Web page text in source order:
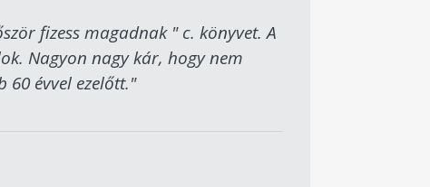
fizess magadnak " c. könyvet. A
Nagyon nagy kár, hogy nem
évvel ezelőtt."